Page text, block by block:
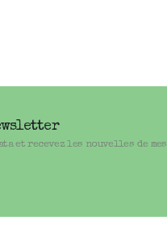
et recevez les nouvelles de mes